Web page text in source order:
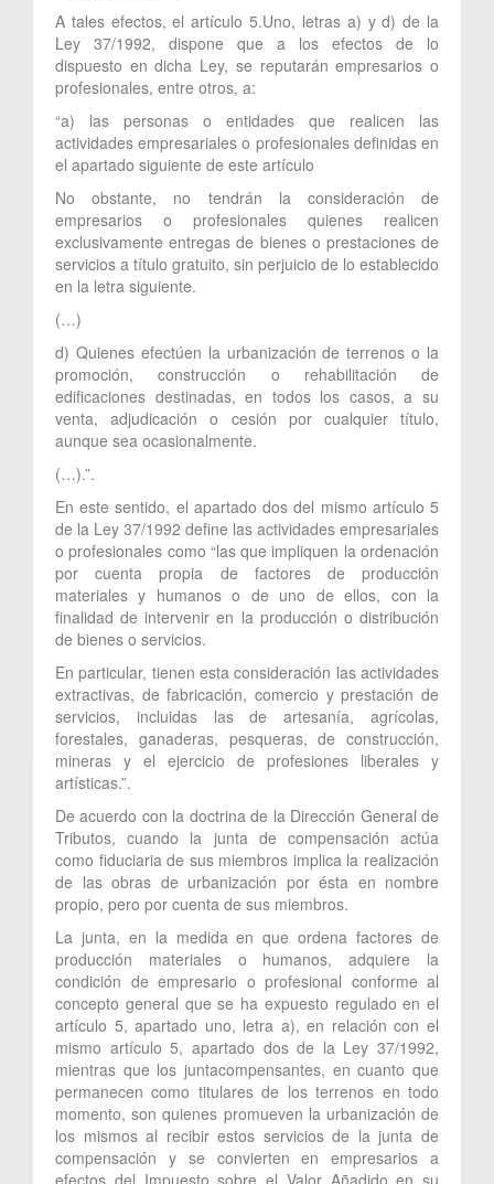
A tales efectos, el artículo 5.Uno, letras a) y d) de la
Ley 37/1992, dispone que a los efectos de lo
dispuesto en dicha Ley, se reputarán empresarios o
profesionales, entre otros, a:
“a) las personas o entidades que realicen las
actividades empresariales o profesionales definidas en
el apartado siguiente de este artículo
No obstante, no tendrán la consideración de
empresarios o profesionales quienes realicen
exclusivamente entregas de bienes o prestaciones de
servicios a título gratuito, sin perjuicio de lo establecido
en la letra siguiente.
(…)
d) Quienes efectúen la urbanización de terrenos o la
promoción, construcción o rehabilitación de
edificaciones destinadas, en todos los casos, a su
venta, adjudicación o cesión por cualquier título,
aunque sea ocasionalmente.
(…).”.
En este sentido, el apartado dos del mismo artículo 5
de la Ley 37/1992 define las actividades empresariales
o profesionales como “las que impliquen la ordenación
por cuenta propia de factores de producción
materiales y humanos o de uno de ellos, con la
finalidad de intervenir en la producción o distribución
de bienes o servicios.
En particular, tienen esta consideración las actividades
extractivas, de fabricación, comercio y prestación de
servicios, incluidas las de artesanía, agrícolas,
forestales, ganaderas, pesqueras, de construcción,
mineras y el ejercicio de profesiones liberales y
artísticas.”.
De acuerdo con la doctrina de la Dirección General de
Tributos, cuando la junta de compensación actúa
como fiduciaria de sus miembros implica la realización
de las obras de urbanización por ésta en nombre
propio, pero por cuenta de sus miembros.
La junta, en la medida en que ordena factores de
producción materiales o humanos, adquiere la
condición de empresario o profesional conforme al
concepto general que se ha expuesto regulado en el
artículo 5, apartado uno, letra a), en relación con el
mismo artículo 5, apartado dos de la Ley 37/1992,
mientras que los juntacompensantes, en cuanto que
permanecen como titulares de los terrenos en todo
momento, son quienes promueven la urbanización de
los mismos al recibir estos servicios de la junta de
compensación y se convierten en empresarios a
efectos del Impuesto sobre el Valor Añadido en su